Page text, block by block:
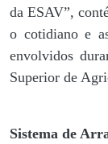
da ESAV”,
o cotidiano e
envolvidos
Superior de
Sistema de